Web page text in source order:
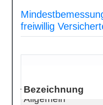
freiwillig
Bezeichnung
Allgemein